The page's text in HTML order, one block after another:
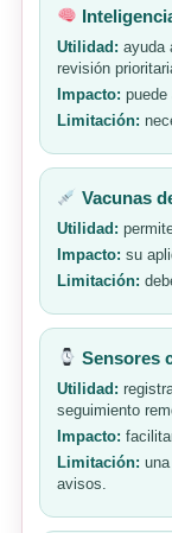
Utilidad: ayuda
revisión
Impacto: puede
Limitación:
Vacunas
Utilidad:
Impacto: su
Limitación:
Sensores
Utilidad:
seguimiento
Impacto:
Limitación:
avisos.